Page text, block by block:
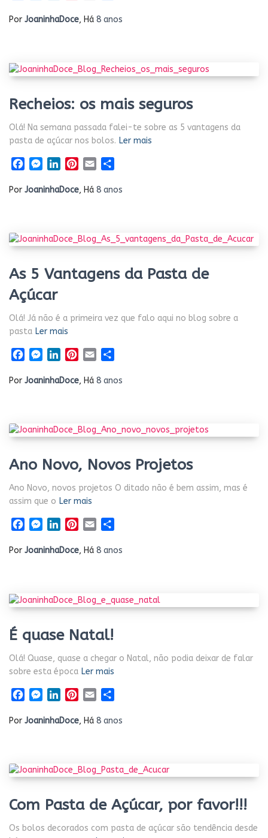
Por JoaninhaDoce, Há 8 anos
Recheios: os mais seguros
Olá! Na semana passada falei-te sobre as 5 vantagens da
pasta de açúcar nos bolos. Ler mais
Facebook
Messenger
LinkedInPinterest
Email
Por JoaninhaDoce, Há 8 anos
As 5 Vantagens da Pasta de
Açúcar
Olá! Já não é a primeira vez que falo aqui no blog sobre a
pasta Ler mais
Facebook
Messenger
LinkedInPinterest
Email
Por JoaninhaDoce, Há 8 anos
Ano Novo, Novos Projetos
Ano Novo, novos projetos O ditado não é bem assim, mas é
assim que o Ler mais
Facebook
Messenger
LinkedInPinterest
Email
Por JoaninhaDoce, Há 8 anos
É quase Natal!
Olá! Quase, quase a chegar o Natal, não podia deixar de falar
sobre esta época Ler mais
Facebook
Messenger
LinkedInPinterest
Email
Por JoaninhaDoce, Há 8 anos
Com Pasta de Açúcar, por favor!!!
Os bolos decorados com pasta de açúcar são tendência desde